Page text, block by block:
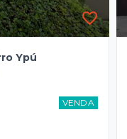
Ypú
VENDA